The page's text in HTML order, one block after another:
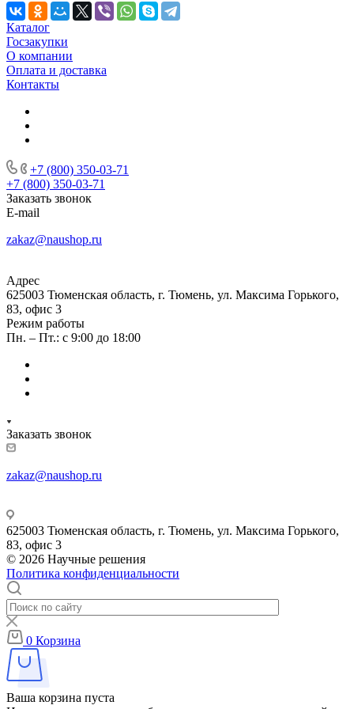
Каталог
Госзакупки
О компании
Оплата и доставка
Контакты
+7 (800) 350-03-71
+7 (800) 350-03-71
Заказать звонок
E-mail
zakaz@naushop.ru
Адрес
625003 Тюменская область, г. Тюмень, ул. Максима Горького,
83, офис 3
Режим работы
Пн. – Пт.: с 9:00 до 18:00
Заказать звонок
zakaz@naushop.ru
625003 Тюменская область, г. Тюмень, ул. Максима Горького,
83, офис 3
© 2026 Научные решения
Политика конфиденциальности
0 Корзина
Ваша корзина пуста